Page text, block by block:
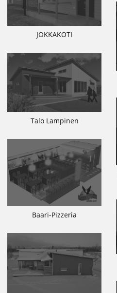
JOKKAKOTI
Talo Lampinen
Baari-Pizzeria